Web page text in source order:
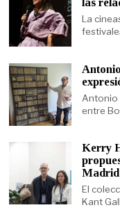
La
Antonio
entre
Kerry
Madrid
El
Kant